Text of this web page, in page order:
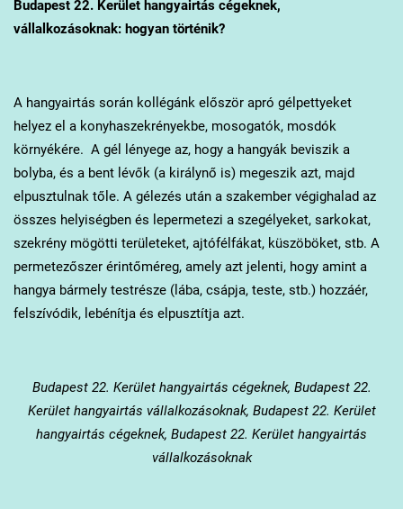
Budapest 22. Kerülethangyairtás cégeknek,
vállalkozásoknak: hogyan történik?
A hangyairtás során kollégánk először apró gélpettyeket
helyez el a konyhaszekrényekbe, mosogatók, mosdók
környékére. A gél lényege az, hogy a hangyák beviszik a
bolyba, és a bent lévők (a királynő is) megeszik azt, majd
elpusztulnak tőle. A gélezés után a szakember végighalad az
összes helyiségben és lepermetezi a szegélyeket, sarkokat,
szekrény mögötti területeket, ajtófélfákat, küszöböket, stb. A
permetezőszer érintőméreg, amely azt jelenti, hogy amint a
hangya bármely testrésze (lába, csápja, teste, stb.) hozzáér,
felszívódik, lebénítja és elpusztítja azt.
Budapest 22. Kerülethangyairtás cégeknek, Budapest 22.
Kerület hangyairtás vállalkozásoknak, Budapest 22. Kerület
hangyairtás cégeknek, Budapest 22. Kerület hangyairtás
vállalkozásoknak